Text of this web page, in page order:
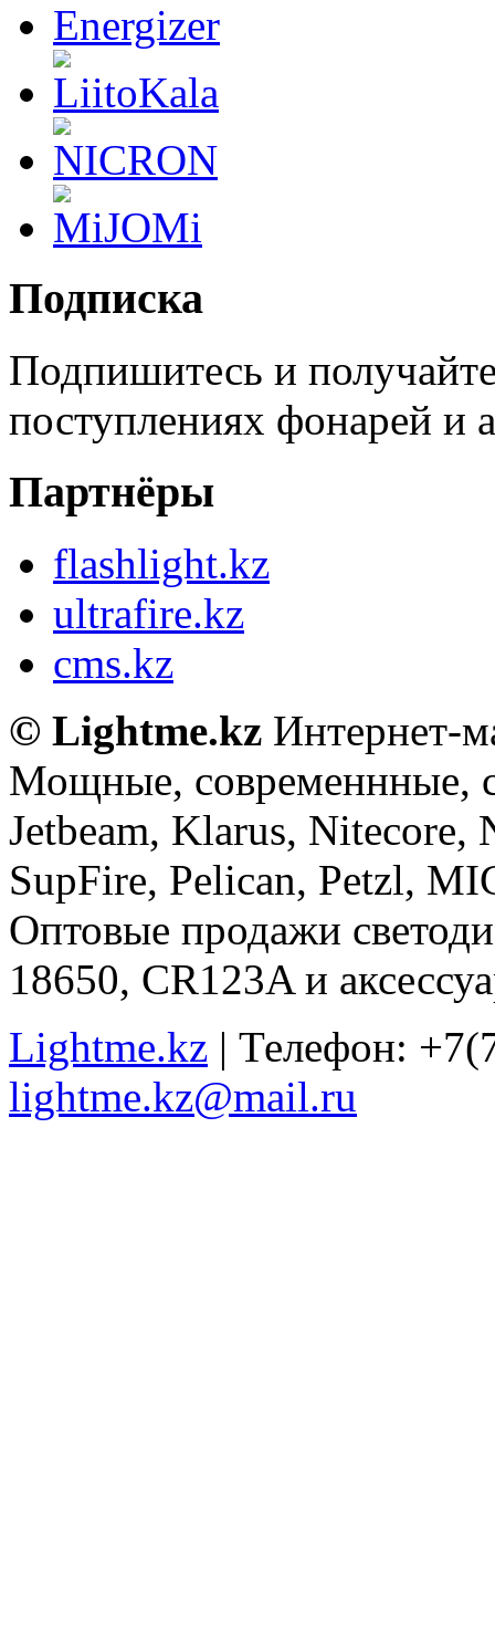
Подписка
Подпишитесь и
поступлениях фонарей и
Партнёры
flashlight.kz
ultrafire.kz
cms.kz
© Lightme.kz Интернет-
Мощные, современнные,
Jetbeam, Klarus, Nitecore,
SupFire, Pelican, Petzl,
Оптовые продажи
18650, CR123A и
Lightme.kz | Телефон:
lightme.kz@mail.ru